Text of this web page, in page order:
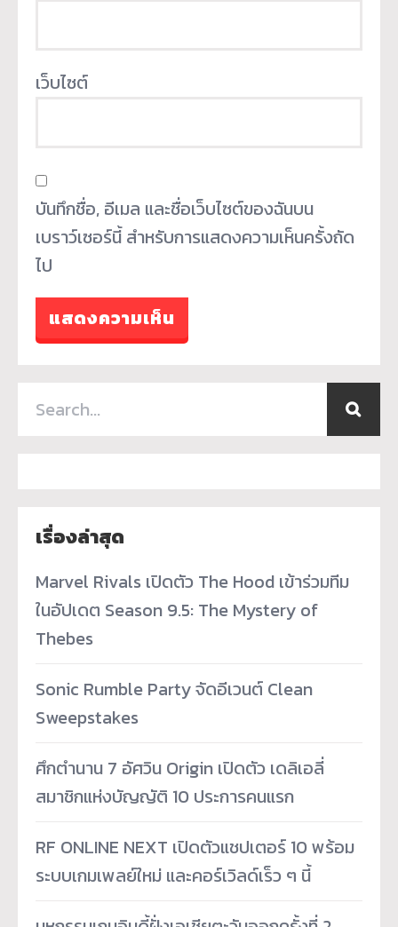
เว็บไซต์
บันทึกชื่อ, อีเมล และชื่อเว็บไซต์ของฉันบน
เบราว์เซอร์นี้ สำหรับการแสดงความเห็นครั้งถัด
ไป
เรื่องล่าสุด
Marvel Rivals เปิดตัว The Hood เข้าร่วมทีม
ในอัปเดต Season 9.5: The Mystery of
Thebes
Sonic Rumble Party จัดอีเวนต์ Clean
Sweepstakes
ศึกตำนาน 7 อัศวิน Origin เปิดตัว เดลิเอลี่
สมาชิกแห่งบัญญัติ 10 ประการคนแรก
RF ONLINE NEXT เปิดตัวแชปเตอร์ 10 พร้อม
ระบบเกมเพลย์ใหม่ และคอร์เวิลด์เร็ว ๆ นี้